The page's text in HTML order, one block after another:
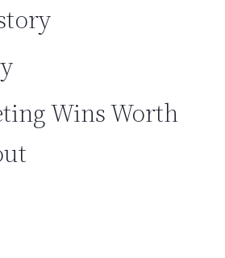
Wins Worth